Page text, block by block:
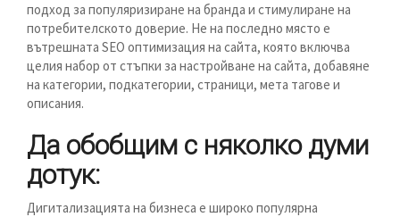
подход за популяризиране на бранда и стимулиране на
потребителското доверие. Не на последно място е
вътрешната SEO оптимизация на сайта, която включва
целия набор от стъпки за настройване на сайта, добавяне
на категории, подкатегории, страници, мета тагове и
описания.
Да обобщим с няколко думи
дотук:
Дигитализацията на бизнеса е широко популярна